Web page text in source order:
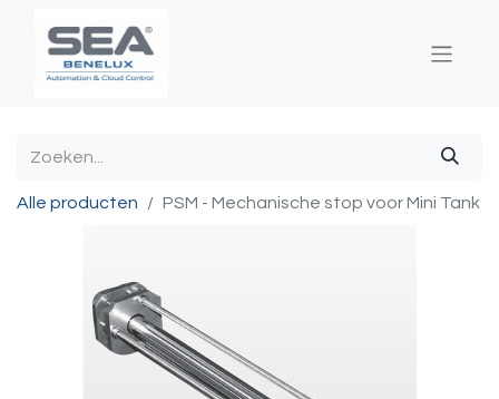
Alle producten PSM - Mechanische stop voor Mini Tank